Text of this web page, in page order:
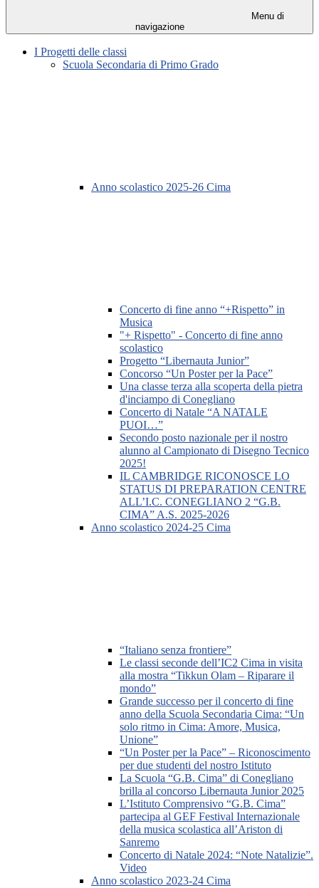
Menu di
navigazione
I Progetti delle classi
Scuola Secondaria di Primo Grado
Anno scolastico 2025-26 Cima
Concerto di fine anno “+Rispetto” in
Musica
"+ Rispetto" - Concerto di fine anno
scolastico
Progetto “Libernauta Junior”
Concorso “Un Poster per la Pace”
Una classe terza alla scoperta della pietra
d'inciampo di Conegliano
Concerto di Natale “A NATALE
PUOI…”
Secondo posto nazionale per il nostro
alunno al Campionato di Disegno Tecnico
2025!
IL CAMBRIDGE RICONOSCE LO
STATUS DI PREPARATION CENTRE
ALL’I.C. CONEGLIANO 2 “G.B.
CIMA” A.S. 2025-2026
Anno scolastico 2024-25 Cima
“Italiano senza frontiere”
Le classi seconde dell’IC2 Cima in visita
alla mostra “Tikkun Olam – Riparare il
mondo”
Grande successo per il concerto di fine
anno della Scuola Secondaria Cima: “Un
solo ritmo in Cima: Amore, Musica,
Unione”
“Un Poster per la Pace” – Riconoscimento
per due studenti del nostro Istituto
La Scuola “G.B. Cima” di Conegliano
brilla al concorso Libernauta Junior 2025
L’Istituto Comprensivo “G.B. Cima”
partecipa al GEF Festival Internazionale
della musica scolastica all’Ariston di
Sanremo
Concerto di Natale 2024: “Note Natalizie”.
Video
Anno scolastico 2023-24 Cima